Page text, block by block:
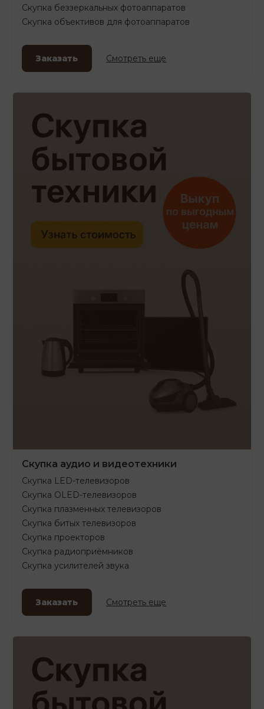
Скупка беззеркальных фотоаппаратов
Скупка объективов для фотоаппаратов
Заказать Смотреть еще
Скупка аудио и видеотехники
Скупка LED-телевизоров
Скупка OLED-телевизоров
Скупка плазменных телевизоров
Скупка битых телевизоров
Скупка проекторов
Скупка радиоприёмников
Скупка усилителей звука
Заказать Смотреть еще